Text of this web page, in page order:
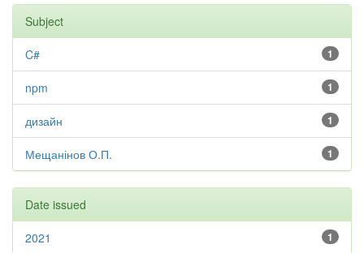
Subject
1
C#
1
npm
1
дизайн
1
Мещанінов О.П.
Date issued
1
2021